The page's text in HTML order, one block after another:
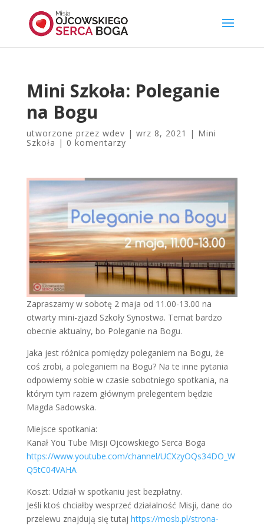
Mini Szkoła: Poleganie
na Bogu
utworzone przez wdev | wrz 8, 2021 | Mini
Szkoła | 0 komentarzy
Zapraszamy w sobotę 2 maja od 11.00-13.00 na
otwarty mini-zjazd Szkoły Synostwa. Temat bardzo
obecnie aktualny, bo Poleganie na Bogu.
Jaka jest różnica pomiędzy poleganiem na Bogu, że
coś zrobi, a poleganiem na Bogu? Na te inne pytania
odpowiemy sobie w czasie sobotniego spotkania, na
którym tym razem głównym prelegentem będzie
Magda Sadowska.
Miejsce spotkania:
Kanał You Tube Misji Ojcowskiego Serca Boga
https://www.youtube.com/channel/UCXzyOQs34DO_W
Q5tC04VAHA
Koszt: Udział w spotkaniu jest bezpłatny.
Jeśli ktoś chciałby wesprzeć działalność Misji, dane do
przelewu znajdują się tutaj https://mosb.pl/strona-